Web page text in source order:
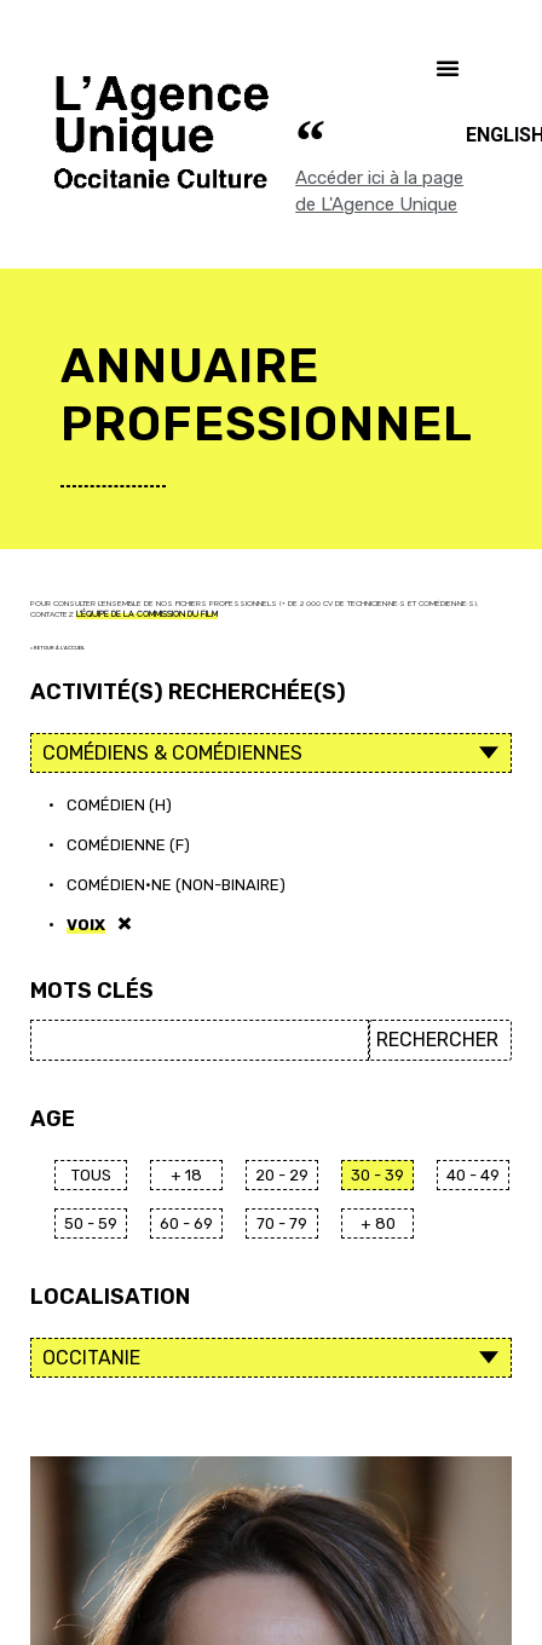
Accéder ici à la page
de L'Agence Unique
ANNUAIRE
PROFESSIONNEL
POUR CONSULTER L'ENSEMBLE DE NOS FICHIERS PROFESSIONNELS (+ DE 2 000 CV DE TECHNICIEN·NE·S ET COMÉDIEN·NE·S),
CONTACTEZ L'ÉQUIPE DE LA COMMISSION DU FILM
< RETOUR À L'ACCUEIL
ACTIVITÉ(S) RECHERCHÉE(S)
• COMÉDIEN (H)
• COMÉDIENNE (F)
• COMÉDIEN·NE (NON-BINAIRE)
• VOIX
MOTS CLÉS
AGE
TOUS + 18 20 - 29 30 - 39 40 - 49
50 - 59 60 - 69 70 - 79 + 80
LOCALISATION